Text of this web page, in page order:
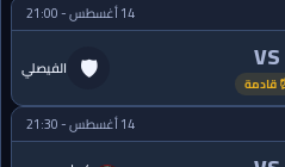
14 أغسطس - 21:00
VS
قادمة
الفيصلي 🛡
14 أغسطس - 21:30